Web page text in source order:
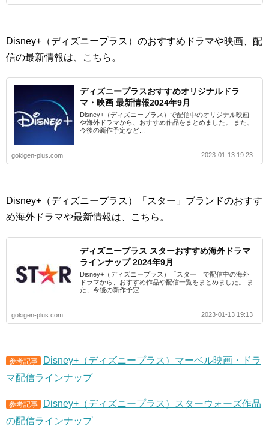
Disney+（ディズニープラス）のおすすめドラマや映画、配
信の最新情報は、こちら。
ディズニープラスおすすめオリジナルドラ
マ・映画 最新情報2024年9月
Disney+（ディズニープラス）で配信中のオリジナル映画
や海外ドラマから、おすすめ作品をまとめました。 また、
今後の新作予定など...
gokigen-plus.com 2023-01-13 19:23
Disney+（ディズニープラス）「スター」ブランドのおすす
め海外ドラマや最新情報は、こちら。
ディズニープラス スターおすすめ海外ドラマ
ラインナップ 2024年9月
Disney+（ディズニープラス）「スター」で配信中の海外
ドラマから、おすすめ作品や配信一覧をまとめました。 ま
た、今後の新作予定...
gokigen-plus.com 2023-01-13 19:13
参考記事
Disney+（ディズニープラス）マーベル映画・ドラ
マ配信ラインナップ
参考記事
Disney+（ディズニープラス）スターウォーズ作品
の配信ラインナップ